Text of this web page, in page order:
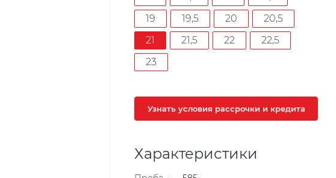
19
19,5 20
20,5
21
21,5 22
22,5
23
Узнать условия рассрочки и кредита
Характеристики